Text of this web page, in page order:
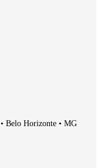
Belo Horizonte • MG